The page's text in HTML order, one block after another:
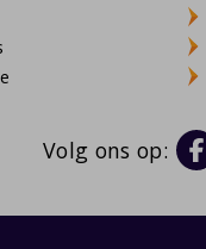
Volg ons op: